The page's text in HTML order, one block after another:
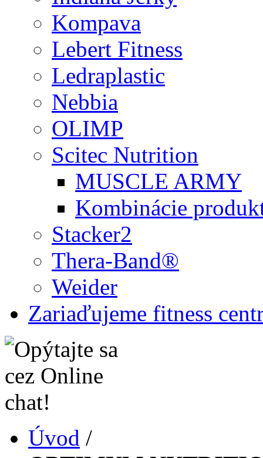
Kompava
Lebert Fitness
Ledraplastic
Nebbia
OLIMP
Scitec Nutrition
MUSCLE ARMY
Kombinácie
Stacker2
Thera-Band®
Weider
Zariaďujeme fitness
Úvod /